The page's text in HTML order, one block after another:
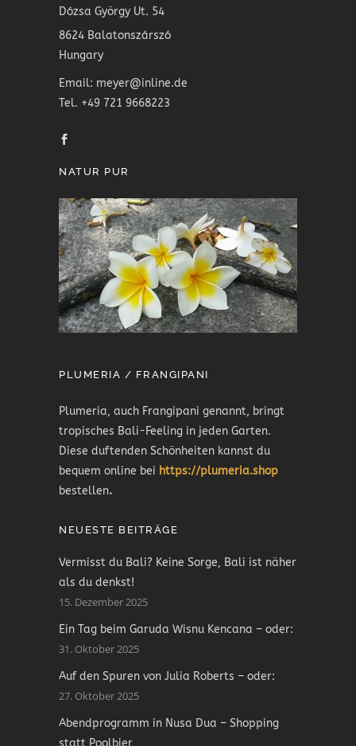
Dózsa György Ut. 54
8624 Balatonszárszó
Hungary
Email: meyer@inline.de
Tel. +49 721 9668223
NATUR PUR
PLUMERIA / FRANGIPANI
Plumeria, auch Frangipani genannt, bringt
tropisches Bali-Feeling in jeden Garten.
Diese duftenden Schönheiten kannst du
bequem online bei https://plumeria.shop
bestellen.
NEUESTE BEITRÄGE
Vermisst du Bali? Keine Sorge, Bali ist näher
als du denkst!
15. Dezember 2025
Ein Tag beim Garuda Wisnu Kencana – oder:
31. Oktober 2025
Auf den Spuren von Julia Roberts – oder:
27. Oktober 2025
Abendprogramm in Nusa Dua – Shopping
statt Poolbier